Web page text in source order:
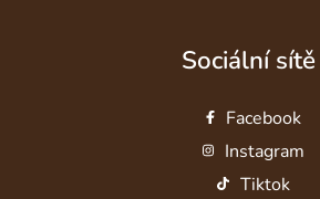
Sociální sítě
Facebook
Instagram
Tiktok